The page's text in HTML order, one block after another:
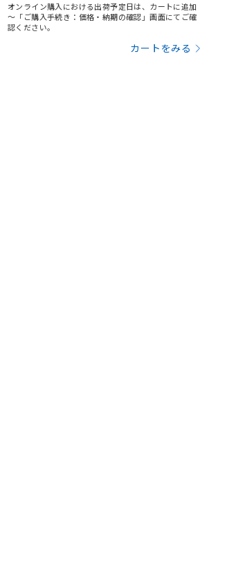
オンライン購入における出荷予定日は、カートに追加
～「ご購入手続き：価格・納期の確認」画面にてご確
認ください。
カートをみる